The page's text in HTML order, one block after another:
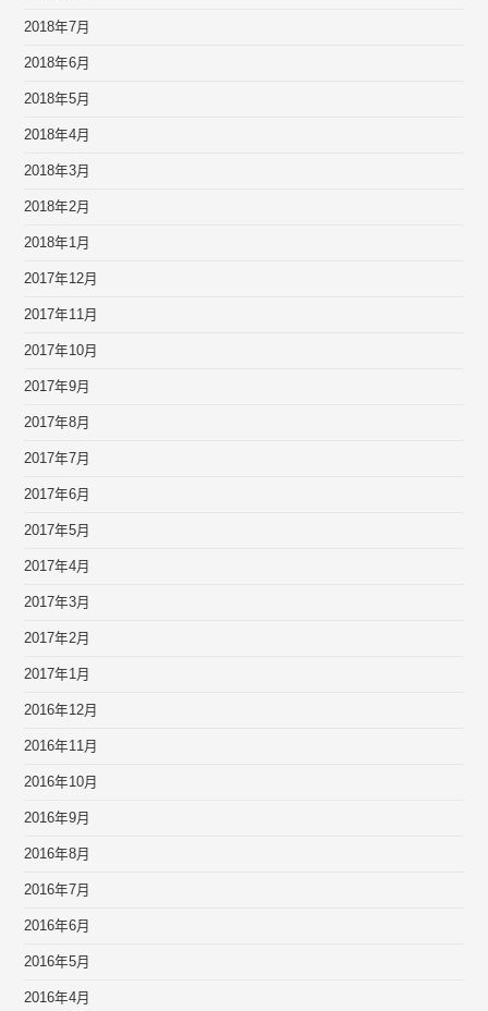
2018年7月
2018年6月
2018年5月
2018年4月
2018年3月
2018年2月
2018年1月
2017年12月
2017年11月
2017年10月
2017年9月
2017年8月
2017年7月
2017年6月
2017年5月
2017年4月
2017年3月
2017年2月
2017年1月
2016年12月
2016年11月
2016年10月
2016年9月
2016年8月
2016年7月
2016年6月
2016年5月
2016年4月